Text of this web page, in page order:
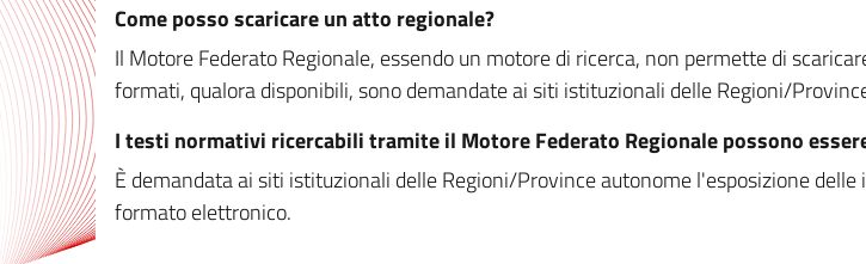
Come posso scaricare un atto regionale?
Il Motore Federato Regionale, essendo un motore di ricerca, non permette di
formati, qualora disponibili, sono demandate ai siti istituzionali delle Regioni/
I testi normativi ricercabili tramite il Motore Federato Regionale possono
È demandata ai siti istituzionali delle Regioni/Province autonome l'esposizione
formato elettronico.